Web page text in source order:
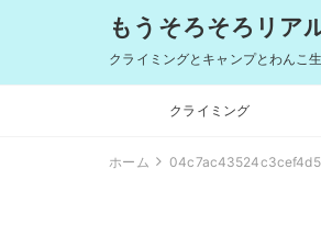
もうそろそろリ
クライミングとキャンプとわんこ
クライミング
ホーム